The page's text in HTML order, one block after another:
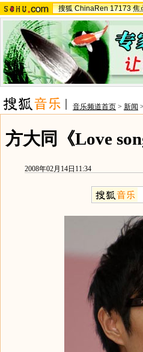
搜狐 ChinaRen 17173 焦
音乐频道首页 > 新闻 >
方大同《Love
2008年02月14日11:34